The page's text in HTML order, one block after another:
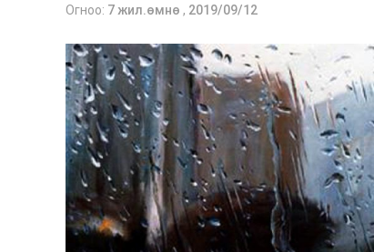
Огноо: 7 жил.өмнө , 2019/09/12